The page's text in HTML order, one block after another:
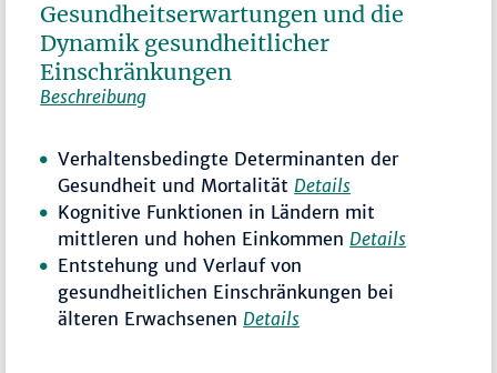
Gesundheitserwartungen und die
Dynamik gesundheitlicher
Einschränkungen
Beschreibung
Verhaltensbedingte Determinanten der
Gesundheit und Mortalität Details
Kognitive Funktionen in Ländern mit
mittleren und hohen Einkommen Details
Entstehung und Verlauf von
gesundheitlichen Einschränkungen bei
älteren Erwachsenen Details